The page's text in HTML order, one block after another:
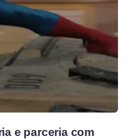
e parceria com